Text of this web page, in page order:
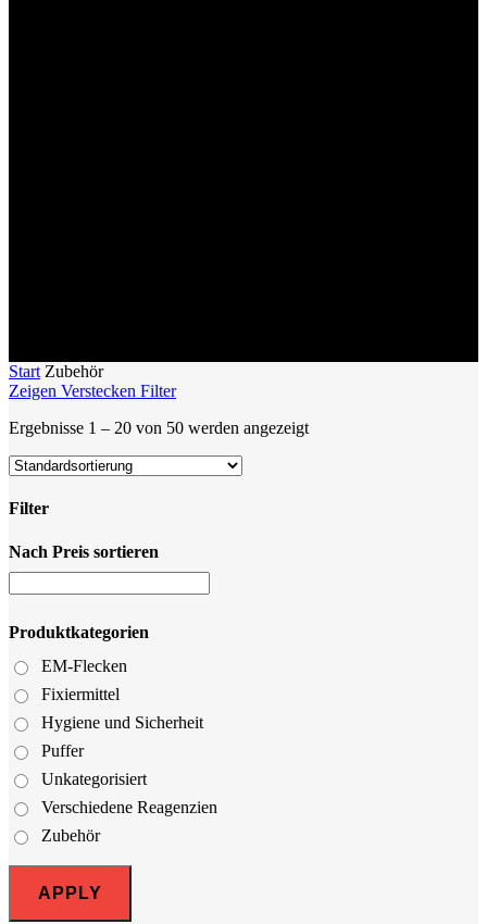
Start Zubehör
Zeigen Verstecken Filter
Ergebnisse 1 – 20 von 50 werden angezeigt
Filter
Close
Nach Preis sortieren
Produktkategorien
EM-Flecken
Fixiermittel
Hygiene und Sicherheit
Puffer
Unkategorisiert
Verschiedene Reagenzien
Zubehör
APPLY